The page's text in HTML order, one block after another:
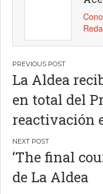
Navegación
de
entradas
La Aldea
en total del
reactivación
‘The final
de La Aldea